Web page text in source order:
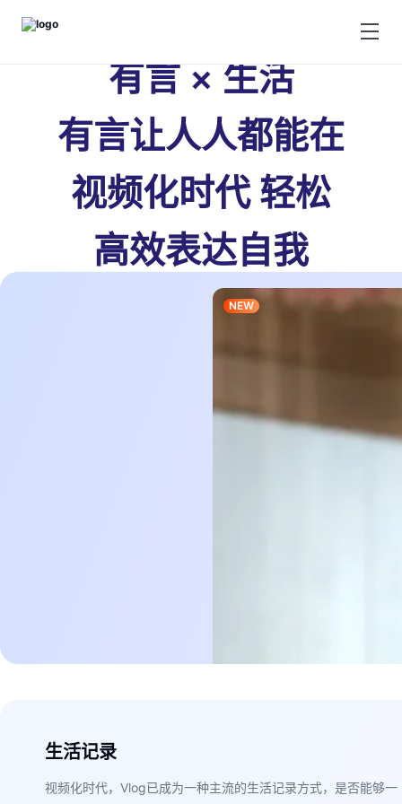
有言 × 生活
有言让人人都能在
视频化时代 轻松
高效表达自我
NEW
生活记录
视频化时代，Vlog已成为一种主流的生活记录方式，是否能够一